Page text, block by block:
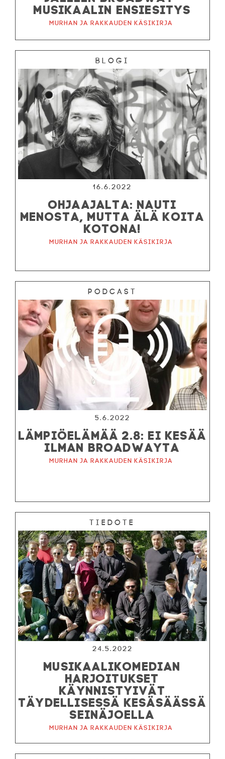
MUSIKAALIN ENSIESITYS
Murhan ja rakkauden käsikirja
Blogi
16.6.2022
OHJAAJALTA: NAUTI
MENOSTA, MUTTA ÄLÄ KOITA
KOTONA!
Murhan ja rakkauden käsikirja
Podcast
5.6.2022
LÄMPIÖELÄMÄÄ 2.8: EI KESÄÄ
ILMAN BROADWAYTA
Murhan ja rakkauden käsikirja
Tiedote
24.5.2022
MUSIKAALIKOMEDIAN
HARJOITUKSET
KÄYNNISTYIVÄT
TÄYDELLISESSÄ KESÄSÄÄSSÄ
SEINÄJOELLA
Murhan ja rakkauden käsikirja